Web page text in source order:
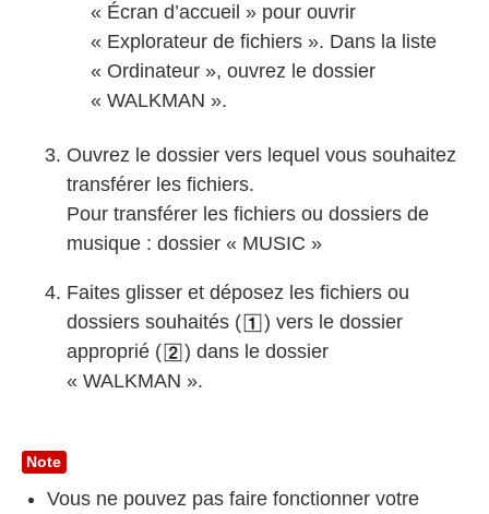
« Écran d’accueil » pour ouvrir
« Explorateur de fichiers ». Dans la liste
« Ordinateur », ouvrez le dossier
« WALKMAN ».
Ouvrez le dossier vers lequel vous souhaitez
transférer les fichiers.
Pour transférer les fichiers ou dossiers de
musique : dossier « MUSIC »
Faites glisser et déposez les fichiers ou
dossiers souhaités (
) vers le dossier
approprié (
) dans le dossier
« WALKMAN ».
Note
Vous ne pouvez pas faire fonctionner votre